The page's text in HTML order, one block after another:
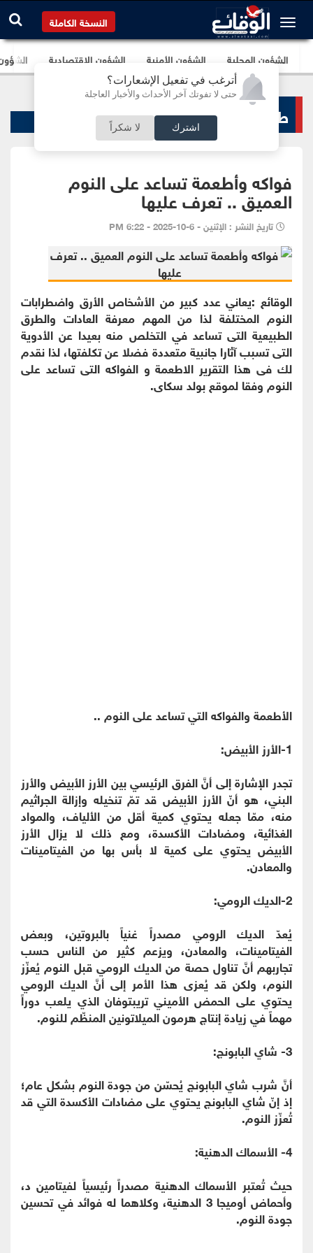
أترغب في تفعيل الإشعارات؟
حتى لا تفوتك آخر الأحداث والأخبار العاجلة
اشترك لا شكراً
النسخة الكاملة
الشؤون المحلية الشؤون الأمنية الشؤون الإقتصادية
طب و صحة
فواكه وأطعمة تساعد على النوم
العميق .. تعرف عليها
تاريخ النشر : الإثنين - 6-10-2025 - 6:22 PM
الوقائع :يعاني عدد كبير من الأشخاص الأرق واضطرابات
النوم المختلفة لذا من المهم معرفة العادات والطرق
الطبيعية التى تساعد في التخلص منه بعيدا عن الأدوية
التى تسبب آثارا جانبية متعددة فضلا عن تكلفتها، لذا نقدم
لك فى هذا التقرير الاطعمة و الفواكه التى تساعد على
النوم وفقا لموقع بولد سكاى.
الأطعمة والفواكه التي تساعد على النوم ..
1-الأرز الأبيض:
تجدر الإشارة إلى أنَّ الفرق الرئيسي بين الأرز الأبيض والأرز
البني، هو أنّ الأرز الأبيض قد تمّ تنخيله وإزالة الجراثيم
منه، ممّا جعله يحتوي كمية أقل من الألياف، والمواد
الغذائية، ومضادات الأكسدة، ومع ذلك لا يزال الأرز
الأبيض يحتوي على كمية لا بأس بها من الفيتامينات
والمعادن.
2-الديك الرومي:
يُعدّ الديك الرومي مصدراً غنياً بالبروتين، وبعض
الفيتامينات، والمعادن، ويزعم كثير من الناس حسب
تجاربهم أنَّ تناول حصة من الديك الرومي قبل النوم يُعزّز
النوم، ولكن قد يُعزى هذا الأمر إلى أنَّ الديك الرومي
يحتوي على الحمض الأميني تريبتوفان الذي يلعب دوراً
مهماً في زيادة إنتاج هرمون الميلاتونين المنظّم للنوم.
3- شاي البابونج:
أنَّ شرب شاي البابونج يُحسّن من جودة النوم بشكل عام؛
إذ إنّ شاي البابونج يحتوي على مضادات الأكسدة التي قد
تُعزّز النوم.
4- الأسماك الدهنية:
حيث تُعتبر الأسماك الدهنية مصدراً رئيسياً لفيتامين د،
وأحماض أوميجا 3 الدهنية، وكلاهما له فوائد في تحسين
جودة النوم.